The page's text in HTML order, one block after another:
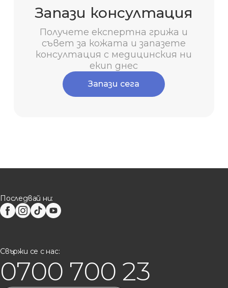
Запази консултация
Получете експертна грижа и
съвет за кожата и запазете
консултация с медицинския ни
екип днес
Запази сега
Последвай ни:
Свържи се с нас:
0700 700 23